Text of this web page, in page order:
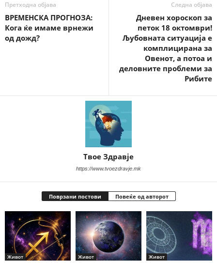
Претходна објава
ВРЕМЕНСКА ПРОГНОЗА:
Кога ќе имаме врнежи
од дожд?
Следна објава
Дневен хороскоп за
петок 18 октомври!
Љубовната ситуација е
комплицирана за
Овенот, а потоа и
деловните проблеми за
Рибите
Твое Здравје
https://www.tvoezdravje.mk
Поврзани постови Повеќе од авторот
Живот Живот Живот